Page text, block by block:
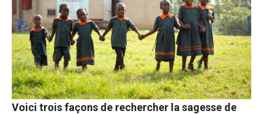
Voici trois façons de rechercher la sagesse de